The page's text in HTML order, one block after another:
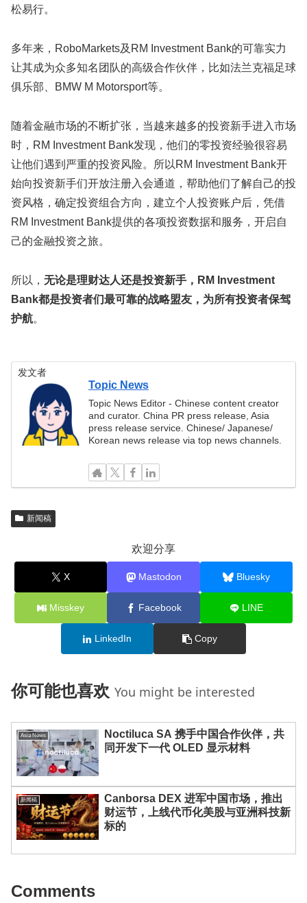
松易行。
多年来，RoboMarkets及RM Investment Bank的可靠实力
让其成为众多知名团队的高级合作伙伴，比如法兰克福足球
俱乐部、BMW M Motorsport等。
随着金融市场的不断扩张，当越来越多的投资新手进入市场
时，RM Investment Bank发现，他们的零投资经验很容易
让他们遇到严重的投资风险。所以RM Investment Bank开
始向投资新手们开放注册入会通道，帮助他们了解自己的投
资风格，确定投资组合方向，建立个人投资账户后，凭借
RM Investment Bank提供的各项投资数据和服务，开启自
己的金融投资之旅。
所以， 无论是理财达人还是投资新手，RM Investment
Bank都是投资者们最可靠的战略盟友，为所有投资者保驾
护航。
发文者
Topic News
Topic News Editor - Chinese content creator
and curator. China PR press release, Asia
press release service. Chinese/ Japanese/
Korean news release via top news channels.
新闻稿
欢迎分享
X Mastodon Bluesky
Misskey Facebook LINE
LinkedIn Copy
你可能也喜欢 You might be interested
Asia News
Noctiluca SA 携手中国合作伙伴，共
同开发下一代 OLED 显示材料
新闻稿
Canborsa DEX 进军中国市场，推出
财运节，上线代币化美股与亚洲科技新
标的
Comments